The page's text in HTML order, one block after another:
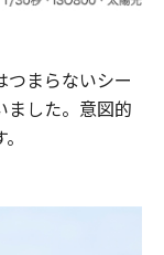
つまらないシー
ました。意図的